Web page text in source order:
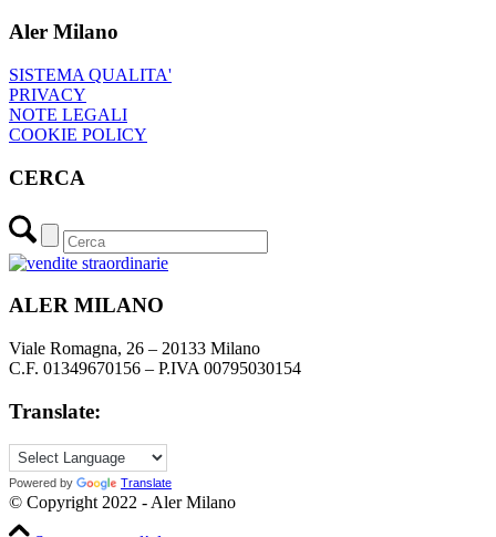
Aler Milano
SISTEMA QUALITA'
PRIVACY
NOTE LEGALI
COOKIE POLICY
CERCA
ALER MILANO
Viale Romagna, 26 – 20133 Milano
C.F. 01349670156 – P.IVA 00795030154
Translate:
Powered by Translate
© Copyright 2022 - Aler Milano